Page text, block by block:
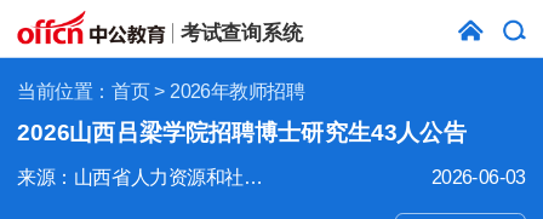
考试查询系统
当前位置： 首页> 2026年教师招聘
2026山西吕梁学院招聘博士研究生43人公告
2026-06-03
来源：山西省人力资源和社会保障厅